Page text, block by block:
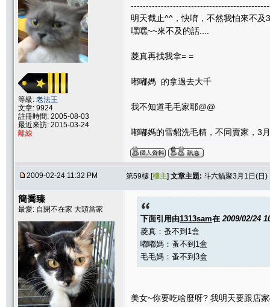
等級: 老法王
文章: 9924
註冊時間: 2005-08-03
最近來訪: 2015-03-24
離線
明天截止^^，快唷，不然我怕來不及
嘿嘿~~來不及的話....
菱真再找我拿= =
嘟嘟媽 的拿過去大千
我不知道毛毛家耶@@
嘟嘟媽的雪貂洗毛精，不同賣家，3
2009-02-24 11:32 PM 第59樓 [樓主] 文章主題: 斗六貓聚3月1日(日)
簡喬臻
最愛: 自閉不在家 大頭當家
下面引用由1313sam在 2009/02/24
菱真：蚤不到1盒
嘟嘟媽：蚤不到1盒
毛毛媽：蚤不到3盒
美女~你要吃啥麼呀? 我明天要跟店